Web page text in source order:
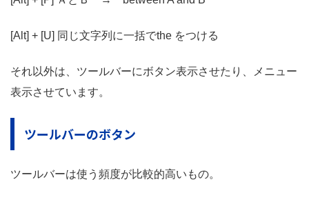
[Alt] + [U] 同じ文字列に一括でthe をつける
それ以外は、ツールバーにボタン表示させたり、メニュー
表示させています。
ツールバーのボタン
ツールバーは使う頻度が比較的高いもの。